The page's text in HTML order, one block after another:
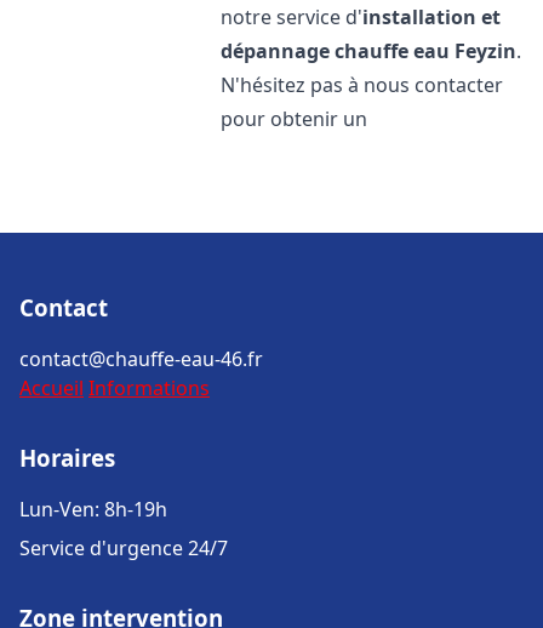
notre service d'installation et
dépannage chauffe eau Feyzin.
N'hésitez pas à nous contacter
pour obtenir un
Contact
contact@chauffe-eau-46.fr
Accueil Informations
Horaires
Lun-Ven: 8h-19h
Service d'urgence 24/7
Zone intervention